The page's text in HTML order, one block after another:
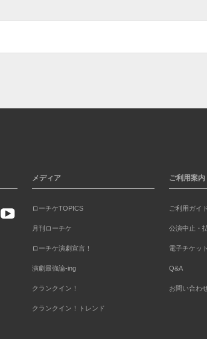
メディア
ローチケTOPICS
月刊ローチケ
ローチケ演劇宣言！
演劇最強論-ing
クランクイン！
クランクイン！トレンド
ご利用案内
ご利用ガイ
公演中止・
電子チケッ
Q&A
お問い合わ